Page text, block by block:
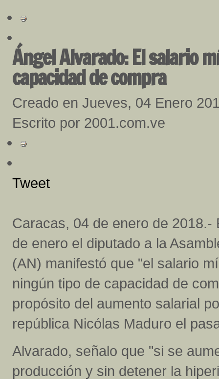
Ángel Alvarado: El salario
capacidad de compra
Creado en Jueves, 04 Enero
Escrito por 2001.com.ve
Tweet
Caracas, 04 de enero de 2018.-
de enero el diputado a la
(AN) manifestó que "el salario
ningún tipo de capacidad de
propósito del aumento salarial
república Nicólas Maduro el
Alvarado, señalo que "si se
producción y sin detener la